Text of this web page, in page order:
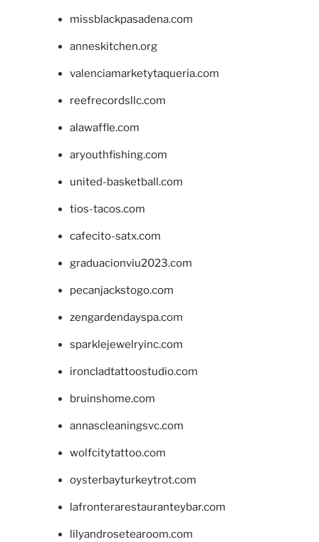
missblackpasadena.com
anneskitchen.org
valenciamarketytaqueria.com
reefrecordsllc.com
alawaffle.com
aryouthfishing.com
united-basketball.com
tios-tacos.com
cafecito-satx.com
graduacionviu2023.com
pecanjackstogo.com
zengardendayspa.com
sparklejewelryinc.com
ironcladtattoostudio.com
bruinshome.com
annascleaningsvc.com
wolfcitytattoo.com
oysterbayturkeytrot.com
lafronterarestauranteybar.com
lilyandrosetearoom.com